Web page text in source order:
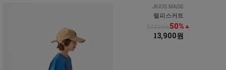
렐피스커트
27,800원50% ↓
13,900원